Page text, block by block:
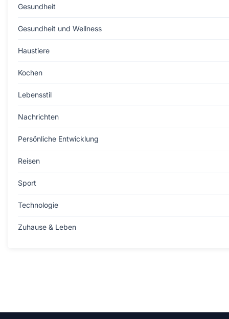
Gesundheit
Gesundheit und Wellness
Haustiere
Kochen
Lebensstil
Nachrichten
Persönliche Entwicklung
Reisen
Sport
Technologie
Zuhause & Leben